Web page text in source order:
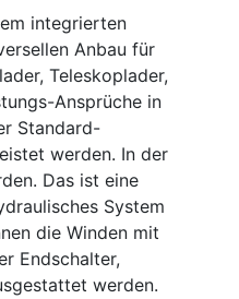
integrierten
Anbau für
Teleskoplader,
Ansprüche in
Standard-
werden. In der
Das ist eine
System
die Winden mit
Endschalter,
werden.